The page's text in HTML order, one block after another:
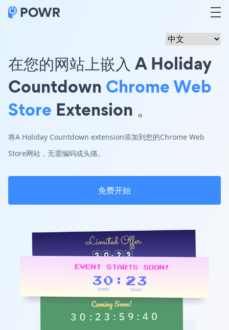
在您的网站上嵌入 A Holiday
Countdown Chrome Web
Store Extension 。
将A Holiday Countdown extension添加到您的Chrome Web
Store网站，无需编码或头痛。
免费开始